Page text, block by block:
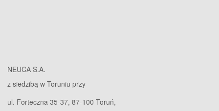
NEUCA S.A.
z siedzibą w Toruniu przy
ul. Forteczna 35-37, 87-100 Toruń,